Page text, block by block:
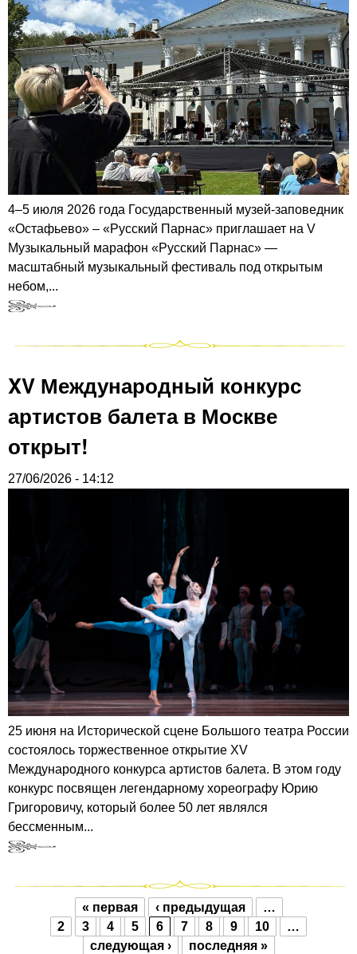
4–5 июля 2026 года Государственный музей-заповедник
«Остафьево» – «Русский Парнас» приглашает на V
Музыкальный марафон «Русский Парнас» —
масштабный музыкальный фестиваль под открытым
небом,...
XV Международный конкурс
артистов балета в Москве
открыт!
27/06/2026 - 14:12
25 июня на Исторической сцене Большого театра России
состоялось торжественное открытие XV
Международного конкурса артистов балета. В этом году
конкурс посвящен легендарному хореографу Юрию
Григоровичу, который более 50 лет являлся
бессменным...
Страницы
« первая ‹ предыдущая
…
2
3 4 5 6 7 8 9 10
…
следующая ›
последняя »